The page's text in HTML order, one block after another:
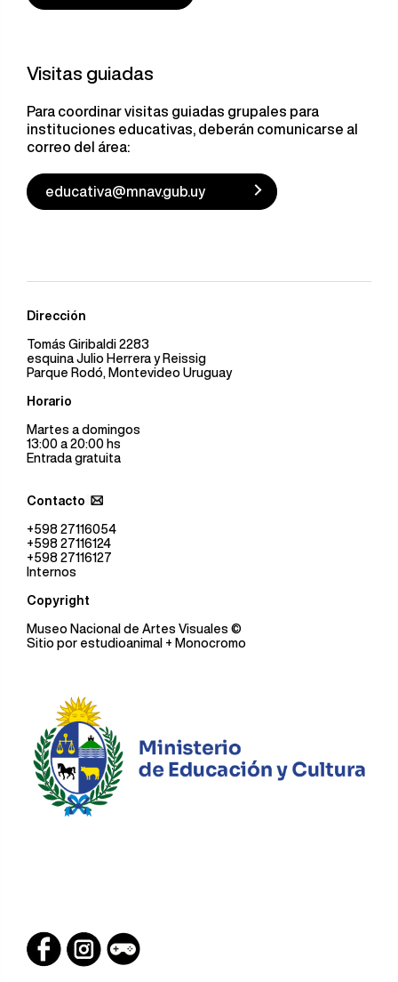
Visitas guiadas
Para coordinar visitas guiadas grupales para
instituciones educativas, deberán comunicarse al
correo del área:
educativa@mnav.gub.uy
Dirección
Tomás Giribaldi 2283
esquina Julio Herrera y Reissig
Parque Rodó, Montevideo Uruguay
Horario
Martes a domingos
13:00 a 20:00 hs
Entrada gratuita
Contacto
+598 27116054
+598 27116124
+598 27116127
Internos
Copyright
Museo Nacional de Artes Visuales ©
Sitio por estudioanimal + Monocromo